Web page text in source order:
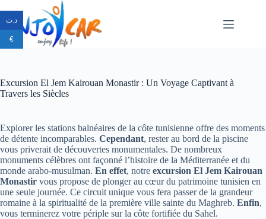
Excursion El Jem Kairouan Monastir : Un Voyage Captivant à
Travers les Siècles
Explorer les stations balnéaires de la côte tunisienne offre des moments
de détente incomparables. Cependant, rester au bord de la piscine
vous priverait de découvertes monumentales. De nombreux
monuments célèbres ont façonné l’histoire de la Méditerranée et du
monde arabo-musulman. En effet, notre excursion El Jem Kairouan
Monastir vous propose de plonger au cœur du patrimoine tunisien en
une seule journée. Ce circuit unique vous fera passer de la grandeur
romaine à la spiritualité de la première ville sainte du Maghreb. Enfin,
vous terminerez votre périple sur la côte fortifiée du Sahel.
د.ت
€